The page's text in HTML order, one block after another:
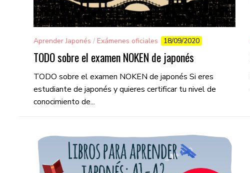
Aprender Japonés /Exámenes oficiales 18/09/2020
TODO sobre el examen NOKEN de japonés
TODO sobre el examen NOKEN de japonés Si eres
estudiante de japonés y quieres certificar tu nivel de
conocimiento de...